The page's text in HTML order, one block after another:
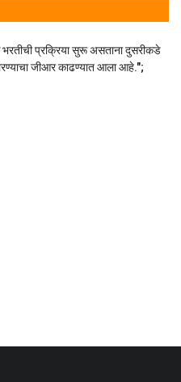
भरतीची प्रक्रिया सुरू असताना दुसरीकडे
जीआर काढण्यात आला आहे.";